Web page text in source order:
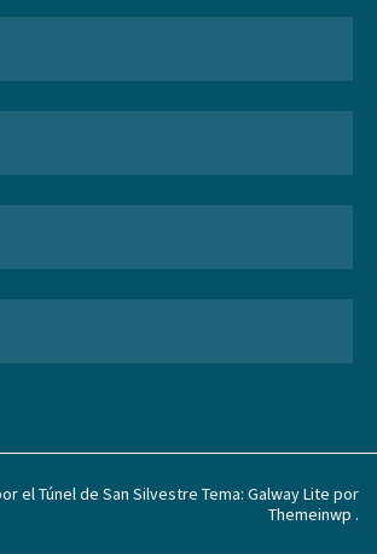
el Túnel de San Silvestre Tema: Galway Lite por
Themeinwp .